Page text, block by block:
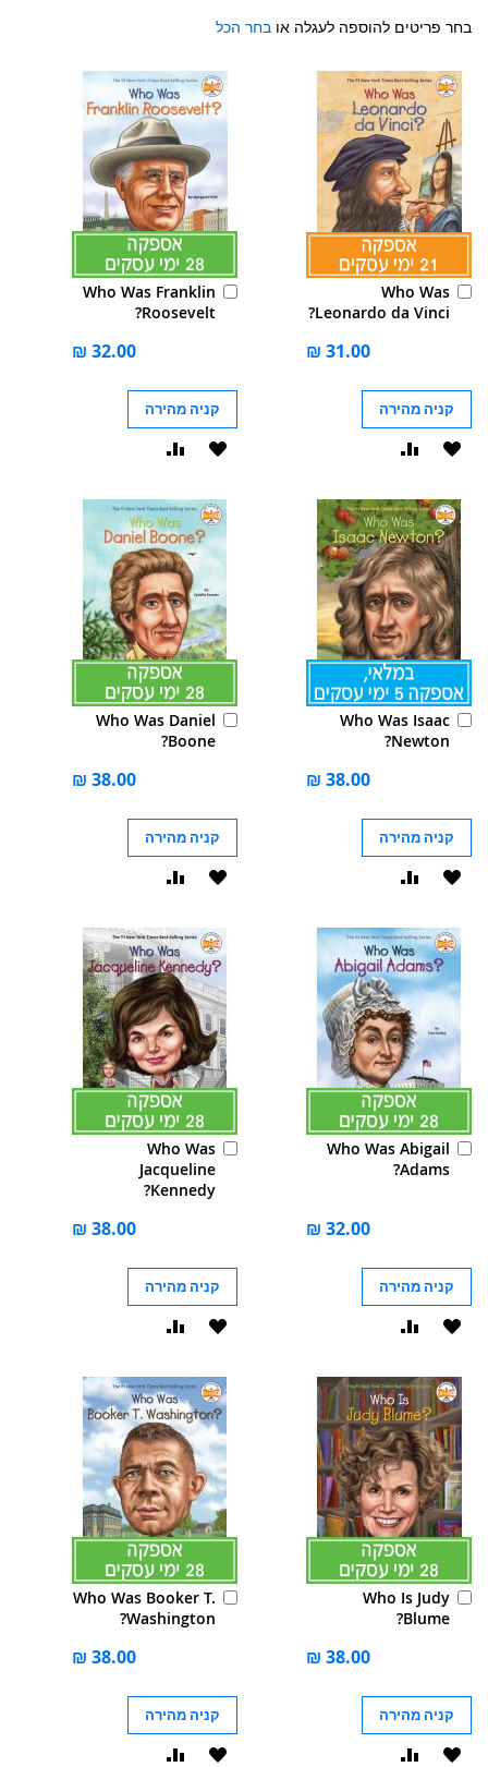
בחר פריטים להוספה לעגלה או בחר הכל
Who Was
Leonardo da Vinci?
הוסף
לסל
קניה מהירה
הוסף
WISHLIST
הוסף
Who Was Franklin
Roosevelt?
הוסף
לסל
קניה מהירה
הוסף
WISHLIST
הוסף
Who Was Isaac
Newton?
הוסף
לסל
קניה מהירה
הוסף
WISHLIST
הוסף
Who Was Daniel
Boone?
הוסף
לסל
קניה מהירה
הוסף
WISHLIST
הוסף
Who Was Abigail
Adams?
הוסף
לסל
קניה מהירה
הוסף
WISHLIST
הוסף
Who Was
Jacqueline
Kennedy?
הוסף
לסל
קניה מהירה
הוסף
WISHLIST
הוסף
Who Is Judy
Blume?
הוסף
לסל
קניה מהירה
הוסף הוסף
Who Was Booker T.
Washington?
הוסף
לסל
קניה מהירה
הוסף הוסף